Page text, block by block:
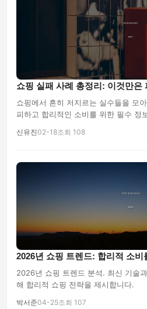
쇼핑 실패 사례 총정리: 이것만은
쇼핑에서 흔히 저지르는 실수들을 모
피하고 합리적인 소비를 위한 필수 정
신유진02-18조회 108
2026년 쇼핑 트렌드: 합리적 소비
2026년 쇼핑 트렌드 분석. 최신 기술
해 합리적 쇼핑 전략을 제시합니다.
박서준04-25조회 107